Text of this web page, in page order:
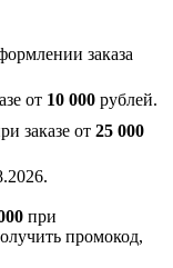
заказа
от 10 000 рублей.
заказе от 25 000
при
промокод,